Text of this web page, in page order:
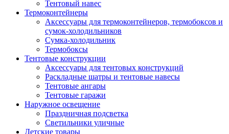
Тентовый навес
Термоконтейнеры
Аксессуары для термоконтейнеров, термобоксов и
сумок-холодильников
Сумка-холодильник
Термобоксы
Тентовые конструкции
Аксессуары для тентовых конструкций
Раскладные шатры и тентовые навесы
Тентовые ангары
Тентовые гаражи
Наружное освещение
Праздничная подсветка
Светильники уличные
Детские товары